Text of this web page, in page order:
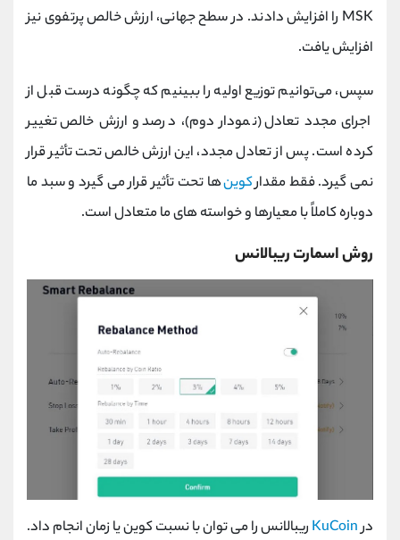
MSK را افزایش دادند. در سطح جهانی، ارزش خالص پرتفوی نیز
افزایش یافت.
سپس، می‌توانیم توزیع اولیه را ببینیم که چگونه درست قبل از
اجرای مجدد تعادل (نمودار دوم)، درصد و ارزش خالص تغییر
کرده است. پس از تعادل مجدد، این ارزش خالص تحت تأثیر قرار
نمی گیرد. فقط مقدارکوینها تحت تأثیر قرار می گیرد و سبد ما
دوباره کاملاً با معیارها و خواسته های ما متعادل است.
روش اسمارت ریبالانس
درKuCoin ریبالانس را می توان با نسبت کوین یا زمان انجام داد.